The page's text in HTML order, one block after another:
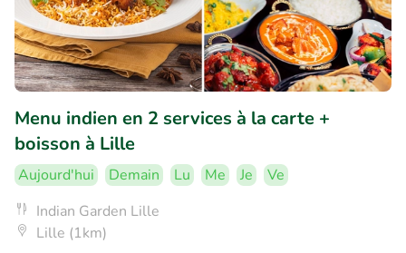
Menu indien en 2 services à la carte +
boisson à Lille
Aujourd'hui Demain Lu Me Je
Ve
Indian Garden Lille
Lille (1km)